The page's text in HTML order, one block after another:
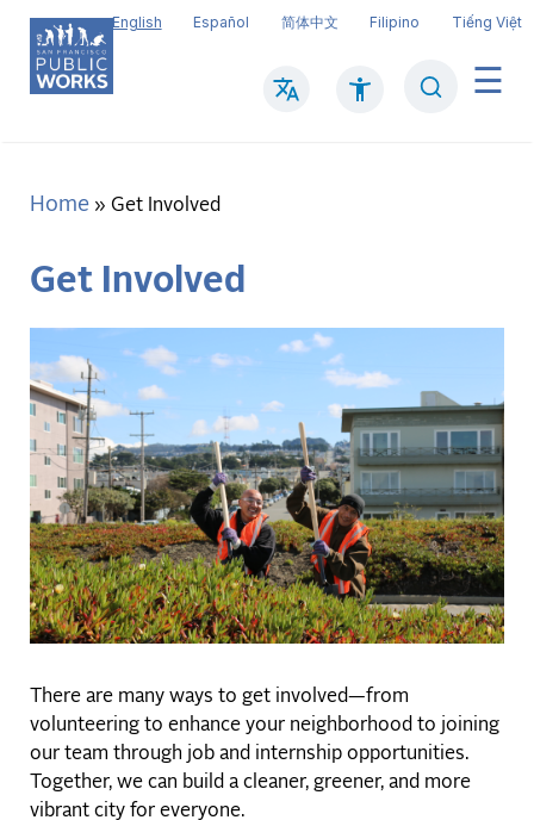
Skip
main
content
English Español 简体中文 Filipino Tiếng Việt
Main
Breadcrumb
Home Get Involved
Get Involved
There are many ways to get involved—from
volunteering to enhance your neighborhood to joining
our team through job and internship opportunities.
Together, we can build a cleaner, greener, and more
vibrant city for everyone.